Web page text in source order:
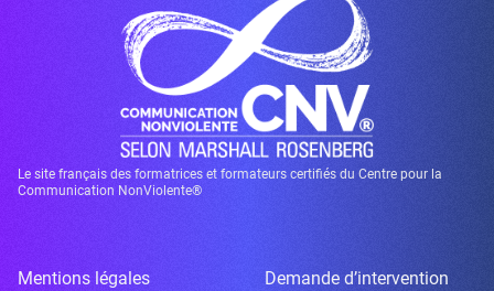
Le site français des formatrices et formateurs certifiés du Centre pour la
Communication NonViolente®
Mentions légales
Demande d’intervention